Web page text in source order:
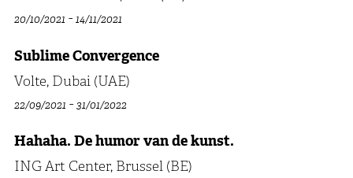
20/10/2021 -14/11/2021
Sublime Convergence
Volte, Dubai (UAE)
22/09/2021 -31/01/2022
Hahaha. De humor van de kunst.
ING Art Center, Brussel (BE)